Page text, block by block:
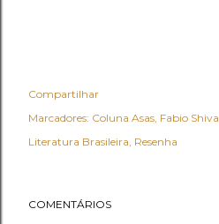
Compartilhar
Marcadores: Coluna Asas Fabio Shiva
Literatura Brasileira Resenha
COMENTÁRIOS